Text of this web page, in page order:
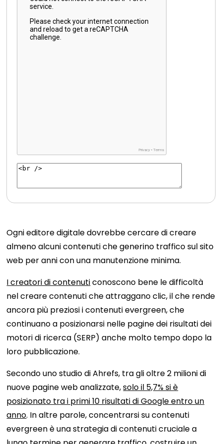
Ogni editore digitale dovrebbe cercare di creare
almeno alcuni contenuti che generino traffico sul sito
web per anni con una manutenzione minima.
I creatori di contenuticonoscono bene le difficoltà
nel creare contenuti che attraggano clic, il che rende
ancora più preziosi i contenuti evergreen, che
continuano a posizionarsi nelle pagine dei risultati dei
motori di ricerca (SERP) anche molto tempo dopo la
loro pubblicazione.
Secondo uno studio di Ahrefs, tra gli oltre 2 milioni di
nuove pagine web analizzate,solo il 5,7% si è
posizionato tra i primi 10 risultati di Google entro un
anno. In altre parole, concentrarsi su contenuti
evergreen è una strategia di contenuti cruciale a